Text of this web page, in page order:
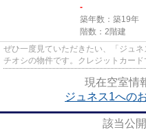
-
築年数：築19年
階数：2階建
ぜひ一度見ていただきたい、「ジュ
チオシの物件です。クレジットカー
現在空室情
ジュネス1への
該当公